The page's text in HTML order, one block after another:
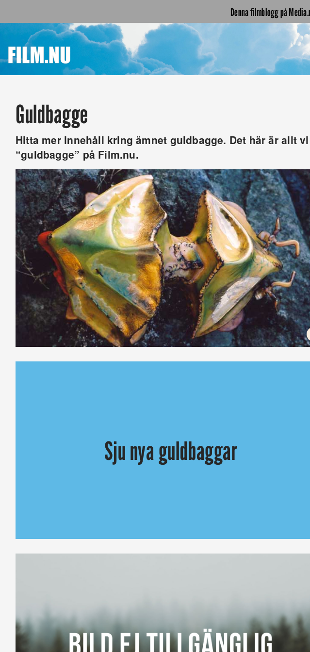
Denna filmblogg på
Guldbagge
Hitta mer innehåll kring ämnet guldbagge. Det här är allt
“guldbagge” på Film.nu.
Sju nya guldbaggar
Guldbaggegalan tar ett steg närmare Oscar och andra internationella filmgalor,